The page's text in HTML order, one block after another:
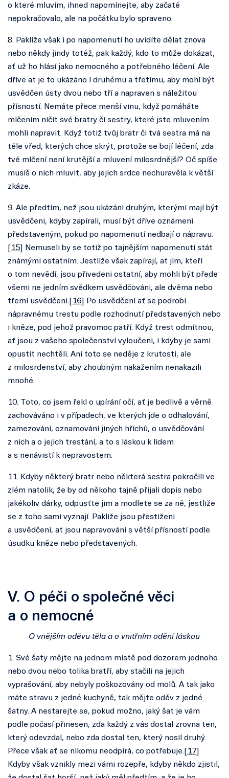
o které mluvím, ihned napomínejte, aby začaté
nepokračovalo, ale na počátku bylo spraveno.
8. Pakliže však i po napomenutí ho uvidíte dělat znova
nebo někdy jindy totéž, pak každý, kdo to může dokázat,
ať už ho hlásí jako nemocného a potřebného léčení. Ale
dříve ať je to ukázáno i druhému a třetímu, aby mohl být
usvědčen ústy dvou nebo tří a napraven s náležitou
přísností. Nemáte přece menší vinu, když pomáháte
mlčením ničit své bratry či sestry, které jste mluvením
mohli napravit. Když totiž tvůj bratr či tvá sestra má na
těle vřed, kterých chce skrýt, protože se bojí léčení, zda
tvé mlčení není krutější a mluvení milosrdnější? Oč spíše
musíš o nich mluvit, aby jejich srdce nechuravěla k větší
zkáze.
9. Ale předtím, než jsou ukázáni druhým, kterými mají být
usvědčeni, kdyby zapírali, musí být dříve oznámeni
představeným, pokud po napomenutí nedbají o nápravu.
15 ] Nemuseli by se totiž po tajnějším napomenutí stát
známými ostatním. Jestliže však zapírají, ať jim, kteří
o tom nevědí, jsou přivedeni ostatní, aby mohli být přede
všemi ne jedním svědkem usvědčováni, ale dvěma nebo
třemi usvědčeni.[ 16 ] Po usvědčení ať se podrobí
nápravnému trestu podle rozhodnutí představených nebo
i kněze, pod jehož pravomoc patří. Když trest odmítnou,
ať jsou z vašeho společenství vyloučeni, i kdyby je sami
opustit nechtěli. Ani toto se neděje z krutosti, ale
z milosrdenství, aby zhoubným nakažením nenakazili
mnohé.
10. Toto, co jsem řekl o upírání očí, ať je bedlivě a věrně
zachováváno i v případech, ve kterých jde o odhalování,
zamezování, oznamování jiných hříchů, o usvědčování
z nich a o jejich trestání, a to s láskou k lidem
a s nenávistí k nepravostem.
11. Kdyby některý bratr nebo některá sestra pokročili ve
zlém natolik, že by od někoho tajně přijali dopis nebo
jakékoliv dárky, odpusťte jim a modlete se za ně, jestliže
se z toho sami vyznají. Pakliže jsou přestiženi
a usvědčeni, ať jsou napravováni s větší přísností podle
úsudku kněze nebo představených.
V. O péči o společné věci
a o nemocné
O vnějším oděvu těla a o vnitřním odění láskou
1. Své šaty mějte na jednom místě pod dozorem jednoho
nebo dvou nebo tolika bratří, aby stačili na jejich
vyprašování, aby nebyly poškozovány od molů. A tak jako
máte stravu z jedné kuchyně, tak mějte oděv z jedné
šatny. A nestarejte se, pokud možno, jaký šat je vám
podle počasí přinesen, zda každý z vás dostal zrovna ten,
který odevzdal, nebo zda dostal ten, který nosil druhý.
Přece však ať se nikomu neodpírá, co potřebuje.[ 17
Kdyby však vznikly mezi vámi rozepře, kdyby někdo zjistil,